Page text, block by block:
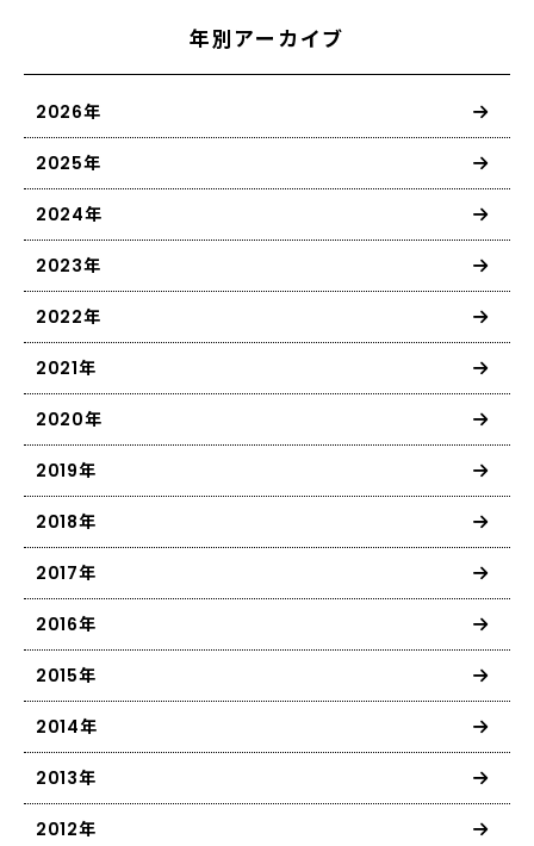
年別アーカイブ
2026年
2025年
2024年
2023年
2022年
2021年
2020年
2019年
2018年
2017年
2016年
2015年
2014年
2013年
2012年